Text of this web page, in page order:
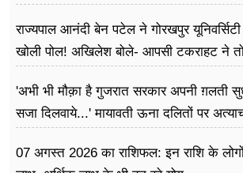
राज्यपाल आनंदी बेन पटेल ने गोरखपुर
खोली पोल! अखिलेश बोले- आपसी टकराहट ने
'अभी भी मौक़ा है गुजरात सरकार अपनी ग़लती
सजा दिलवाये...' मायावती ऊना दलितों पर
07 अगस्त 2026 का राशिफल: इन राशि के लोगों